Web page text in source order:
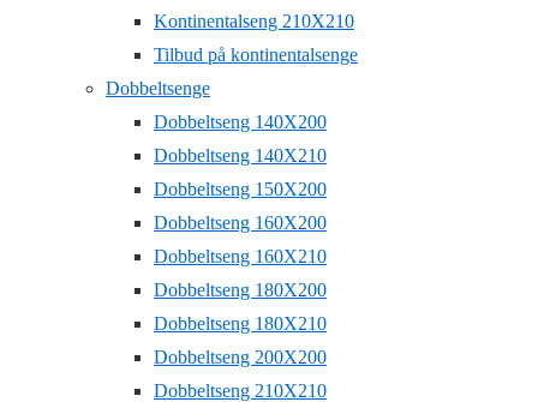
Kontinentalseng 210X210
Tilbud på kontinentalsenge
Dobbeltsenge
Dobbeltseng 140X200
Dobbeltseng 140X210
Dobbeltseng 150X200
Dobbeltseng 160X200
Dobbeltseng 160X210
Dobbeltseng 180X200
Dobbeltseng 180X210
Dobbeltseng 200X200
Dobbeltseng 210X210